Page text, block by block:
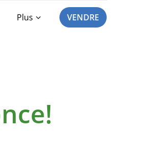
Plus VENDRE